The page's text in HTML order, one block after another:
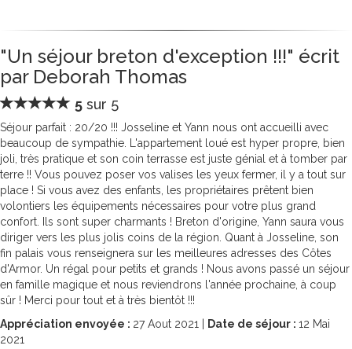
"Un séjour breton d'exception !!!" écrit
par Deborah Thomas
5 sur 5
Séjour parfait : 20/20 !!! Josseline et Yann nous ont accueilli avec
beaucoup de sympathie. L'appartement loué est hyper propre, bien
joli, très pratique et son coin terrasse est juste génial et à tomber par
terre !! Vous pouvez poser vos valises les yeux fermer, il y a tout sur
place ! Si vous avez des enfants, les propriétaires prêtent bien
volontiers les équipements nécessaires pour votre plus grand
confort. Ils sont super charmants ! Breton d'origine, Yann saura vous
diriger vers les plus jolis coins de la région. Quant à Josseline, son
fin palais vous renseignera sur les meilleures adresses des Côtes
d'Armor. Un régal pour petits et grands ! Nous avons passé un séjour
en famille magique et nous reviendrons l'année prochaine, à coup
sûr ! Merci pour tout et à très bientôt !!!
Appréciation envoyée : 27Aout 2021 | Date de séjour : 12 Mai
2021